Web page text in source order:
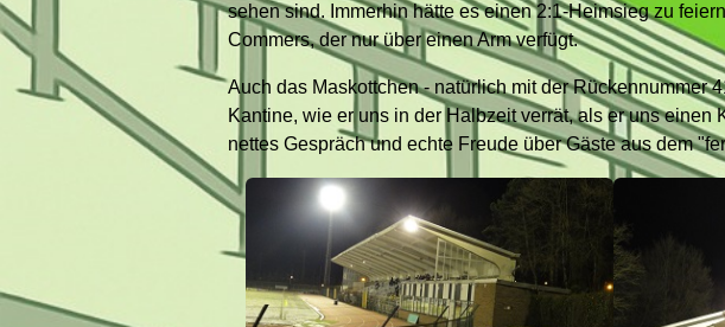
sehen sind. Immerhin hätte es einen 2:1-Heimsieg zu
Commers, der nur über einen Arm verfügt.
Auch das Maskottchen - natürlich mit der Rückennummer
Kantine, wie er uns in der Halbzeit verrät, als er uns
nettes Gespräch und echte Freude über Gäste aus dem